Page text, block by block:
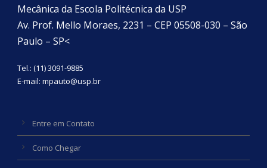
Mecânica da Escola Politécnica da USP
Av. Prof. Mello Moraes, 2231 – CEP 05508-030 – São
Paulo – SP<
Tel.: (11) 3091-9885
E-mail: mpauto@usp.br
Entre em Contato
Como Chegar